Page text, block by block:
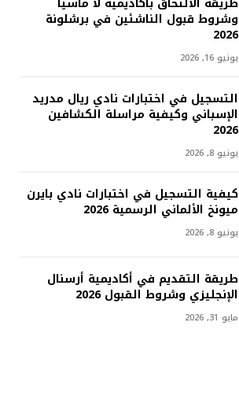
وشروط قبول الناشئين في برشلونة
2026
يونيو 16, 2026
التسجيل في اختبارات نادي ريال مدريد
الإسباني وكيفية مراسلة الكشافين
2026
يونيو 8, 2026
كيفية التسجيل في اختبارات نادي بايرن
ميونخ الألماني الرسمية 2026
يونيو 8, 2026
طريقة التقديم في أكاديمية أرسنال
الإنجليزي وشروط القبول 2026
مايو 31, 2026